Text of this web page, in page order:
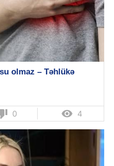
olmaz – Təhlükə
0  4